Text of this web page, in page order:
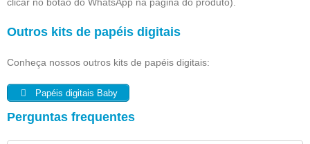
clicar no botão do WhatsApp na página do produto).
Outros kits de papéis digitais
Conheça nossos outros kits de papéis digitais:
Papéis digitais Baby
Perguntas frequentes